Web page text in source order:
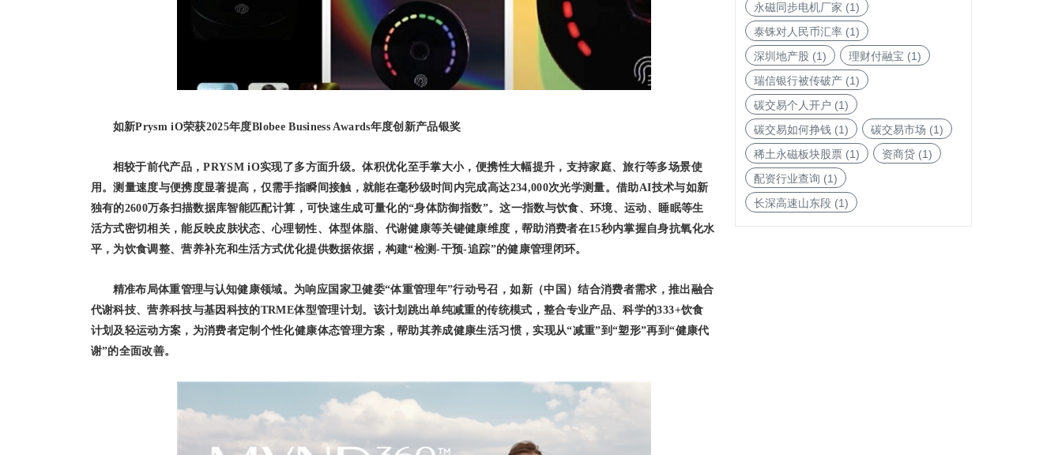
如新Prysm iO荣获2025年度Blobee Business Awards年度创新产品银奖
相较于前代产品，PRYSM iO实现了多方面升级。体积优化至手掌大小，便携性大幅提升，支持家庭、旅行等多场景使
用。测量速度与便携度显著提高，仅需手指瞬间接触，就能在毫秒级时间内完成高达234,000次光学测量。借助AI技术与如新
独有的2600万条扫描数据库智能匹配计算，可快速生成可量化的“身体防御指数”。这一指数与饮食、环境、运动、睡眠等生
活方式密切相关，能反映皮肤状态、心理韧性、体型体脂、代谢健康等关键健康维度，帮助消费者在15秒内掌握自身抗氧化水
平，为饮食调整、营养补充和生活方式优化提供数据依据，构建“检测-干预-追踪”的健康管理闭环。
精准布局体重管理与认知健康领域。为响应国家卫健委“体重管理年”行动号召，如新（中国）结合消费者需求，推出融合
代谢科技、营养科技与基因科技的TRME体型管理计划。该计划跳出单纯减重的传统模式，整合专业产品、科学的333+饮食
计划及轻运动方案，为消费者定制个性化健康体态管理方案，帮助其养成健康生活习惯，实现从“减重”到“塑形”再到“健康代
谢”的全面改善。
永磁同步电机厂家 (1)
泰铢对人民币汇率(1)
深圳地产股 (1) 理财付融宝 (1)
瑞信银行被传破产(1)
碳交易个人开户 (1)
碳交易如何挣钱(1) 碳交易市场 (1)
稀土永磁板块股票(1) 资商贷(1)
配资行业查询 (1)
长深高速山东段(1)